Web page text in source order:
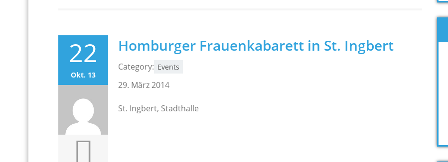
22
Okt. 13
Homburger Frauenkabarett in St. Ingbert
Category: Events
29. März 2014
St. Ingbert, Stadthalle